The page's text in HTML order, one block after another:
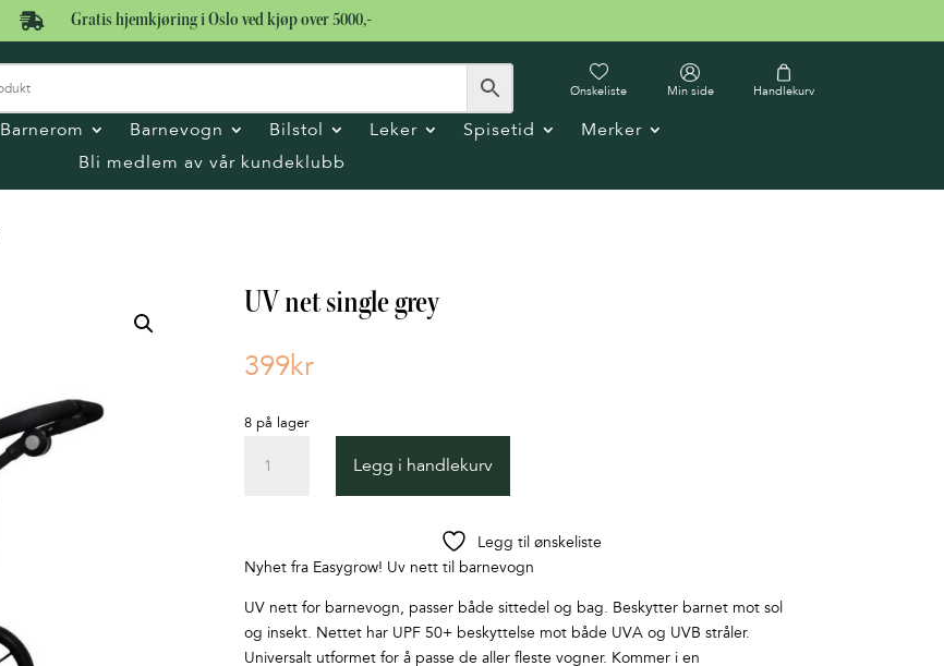
 Gratis hjemkjøring i Oslo ved kjøp over 5000,-
Ønskeliste Min side Handlekurv
Barnerom Barnevogn Bilstol Leker Spisetid
Merker
Bli medlem av vår kundeklubb
UV net single grey
399kr
8 på lager
Legg i handlekurv
Legg til ønskeliste
Nyhet fra Easygrow! Uv nett til barnevogn
UV nett for barnevogn, passer både sittedel og bag. Beskytter barnet mot sol
og insekt. Nettet har UPF 50+ beskyttelse mot både UVA og UVB stråler.
Universalt utformet for å passe de aller fleste vogner. Kommer i en